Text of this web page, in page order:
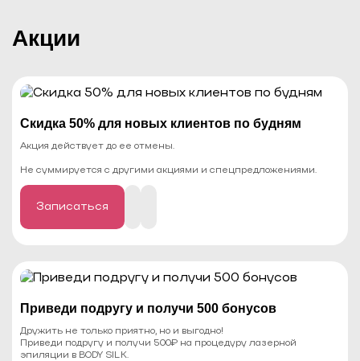
Акции
Cкидка 50% для новых клиентов по будням
Акция действует до ее отмены.
Не суммируется с другими акциями и спецпредложениями.
Приведи подругу и получи 500 бонусов
Дружить не только приятно, но и выгодно!
Приведи подругу и получи 500₽ на процедуру лазерной
эпиляции в BODY SILK.